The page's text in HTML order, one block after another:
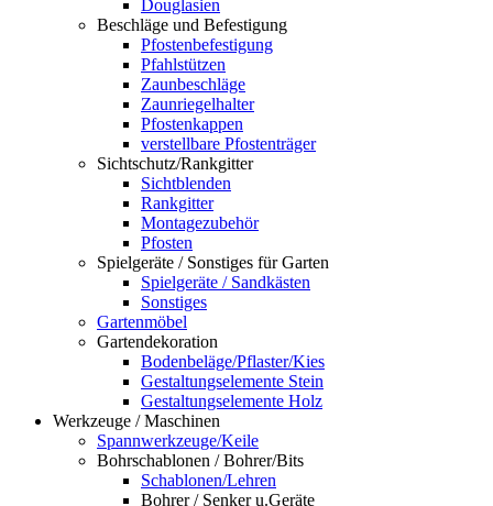
Douglasien
Beschläge und Befestigung
Pfostenbefestigung
Pfahlstützen
Zaunbeschläge
Zaunriegelhalter
Pfostenkappen
verstellbare Pfostenträger
Sichtschutz/Rankgitter
Sichtblenden
Rankgitter
Montagezubehör
Pfosten
Spielgeräte / Sonstiges für Garten
Spielgeräte / Sandkästen
Sonstiges
Gartenmöbel
Gartendekoration
Bodenbeläge/Pflaster/Kies
Gestaltungselemente Stein
Gestaltungselemente Holz
Werkzeuge / Maschinen
Spannwerkzeuge/Keile
Bohrschablonen / Bohrer/Bits
Schablonen/Lehren
Bohrer / Senker u.Geräte